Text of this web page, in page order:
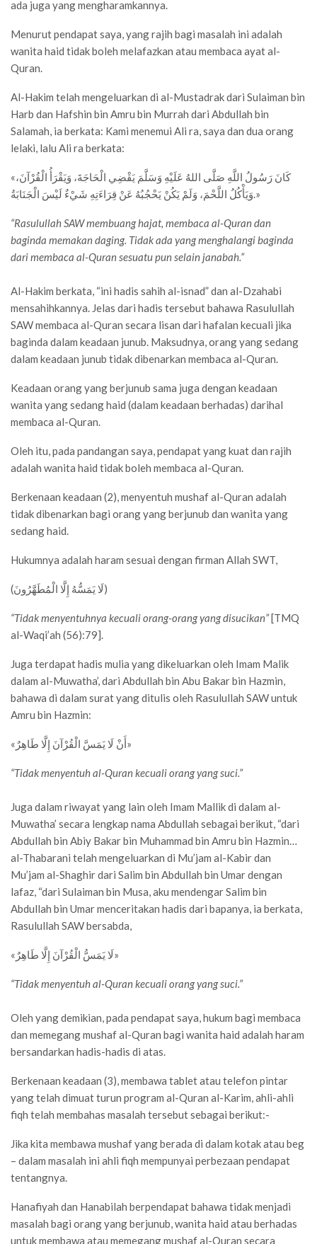
ada juga yang mengharamkannya.
Menurut pendapat saya, yang rajih bagi masalah ini adalah
wanita haid tidak boleh melafazkan atau membaca ayat al-
Quran.
Al-Hakim telah mengeluarkan di al-Mustadrak dari Sulaiman bin
Harb dan Hafshin bin Amru bin Murrah dari Abdullah bin
Salamah, ia berkata: Kami menemui Ali ra, saya dan dua orang
lelaki, lalu Ali ra berkata:
«كَانَ رَسُولُ اللَّهِ صَلَّى اللهُ عَلَيْهِ وَسَلَّمَ يَقْضِي الْحَاجَةَ، وَيَقْرَأُ الْقُرْآنَ،
وَيَأْكُلُ اللَّحْمَ، وَلَمْ يَكُنْ يَحْجُبُهُ عَنْ قِرَاءَتِهِ شَيْءٌ لَيْسَ الْجَنَابَةُ.»
“Rasulullah SAW membuang hajat, membaca al-Quran dan
baginda memakan daging. Tidak ada yang menghalangi baginda
dari membaca al-Quran sesuatu pun selain janabah.”
Al-Hakim berkata, “ini hadis sahih al-isnad” dan al-Dzahabi
mensahihkannya. Jelas dari hadis tersebut bahawa Rasulullah
SAW membaca al-Quran secara lisan dari hafalan kecuali jika
baginda dalam keadaan junub. Maksudnya, orang yang sedang
dalam keadaan junub tidak dibenarkan membaca al-Quran.
Keadaan orang yang berjunub sama juga dengan keadaan
wanita yang sedang haid (dalam keadaan berhadas) darihal
membaca al-Quran.
Oleh itu, pada pandangan saya, pendapat yang kuat dan rajih
adalah wanita haid tidak boleh membaca al-Quran.
Berkenaan keadaan (2), menyentuh mushaf al-Quran adalah
tidak dibenarkan bagi orang yang berjunub dan wanita yang
sedang haid.
Hukumnya adalah haram sesuai dengan firman Allah SWT,
(لَا يَمَسُّهُ إِلَّا الْمُطَهَّرُونَ)
“Tidak menyentuhnya kecuali orang-orang yang disucikan”[TMQ
al-Waqi’ah (56):79].
Juga terdapat hadis mulia yang dikeluarkan oleh Imam Malik
dalam al-Muwatha’, dari Abdullah bin Abu Bakar bin Hazmin,
bahawa di dalam surat yang ditulis oleh Rasulullah SAW untuk
Amru bin Hazmin:
«أَنْ لَا يَمَسَّ الْقُرْآنَ إِلَّا طَاهِرٌ»
“Tidak menyentuh al-Quran kecuali orang yang suci.”
Juga dalam riwayat yang lain oleh Imam Mallik di dalam al-
Muwatha’ secara lengkap nama Abdullah sebagai berikut, “dari
Abdullah bin Abiy Bakar bin Muhammad bin Amru bin Hazmin…
al-Thabarani telah mengeluarkan di Mu’jam al-Kabir dan
Mu’jam al-Shaghir dari Salim bin Abdullah bin Umar dengan
lafaz, “dari Sulaiman bin Musa, aku mendengar Salim bin
Abdullah bin Umar menceritakan hadis dari bapanya, ia berkata,
Rasulullah SAW bersabda,
«لَا يَمَسُّ الْقُرْآنَ إِلَّا طَاهِرٌ»
“Tidak menyentuh al-Quran kecuali orang yang suci.”
Oleh yang demikian, pada pendapat saya, hukum bagi membaca
dan memegang mushaf al-Quran bagi wanita haid adalah haram
bersandarkan hadis-hadis di atas.
Berkenaan keadaan (3), membawa tablet atau telefon pintar
yang telah dimuat turun program al-Quran al-Karim, ahli-ahli
fiqh telah membahas masalah tersebut sebagai berikut:-
Jika kita membawa mushaf yang berada di dalam kotak atau beg
– dalam masalah ini ahli fiqh mempunyai perbezaan pendapat
tentangnya.
Hanafiyah dan Hanabilah berpendapat bahawa tidak menjadi
masalah bagi orang yang berjunub, wanita haid atau berhadas
untuk membawa atau memegang mushaf al-Quran secara